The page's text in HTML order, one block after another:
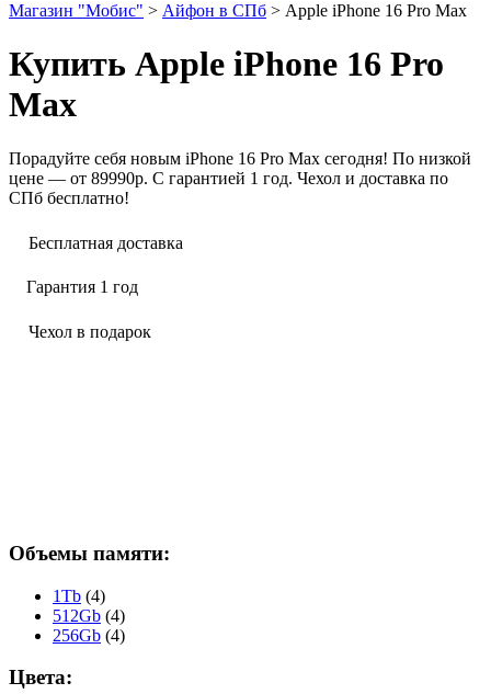
Магазин "Мобис" > Айфон в СПб > Apple iPhone 16 Pro Max
Купить Apple iPhone 16 Pro
Max
Порадуйте себя новым iPhone 16 Pro Max сегодня! По низкой
цене — от 89990р. С гарантией 1 год. Чехол и доставка по
СПб бесплатно!
Бесплатная доставка
Гарантия 1 год
Чехол в подарок
Объемы памяти:
1Tb (4)
512Gb (4)
256Gb (4)
Цвета: